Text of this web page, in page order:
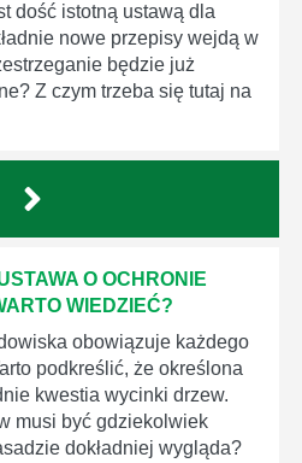
dość istotną ustawą dla
nowe przepisy wejdą w
będzie już
Z czym trzeba się tutaj na
O OCHRONIE
WIEDZIEĆ?
obowiązuje każdego
podkreślić, że określona
kwestia wycinki drzew.
musi być gdziekolwiek
dokładniej wygląda?